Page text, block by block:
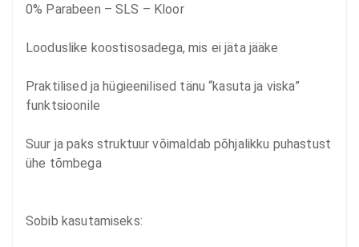
0% Parabeen – SLS – Kloor
Looduslike koostisosadega, mis ei jäta jääke
Praktilised ja hügieenilised tänu “kasuta ja viska”
funktsioonile
Suur ja paks struktuur võimaldab põhjalikku puhastust
ühe tõmbega
Sobib kasutamiseks: